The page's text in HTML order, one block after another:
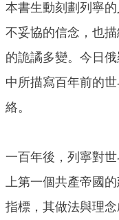
本書生動刻劃列寧
不妥協的信念，也
的詭譎多變。今日
中所描寫百年前的
絡。
一百年後，列寧對
上第一個共產帝國
指標，其做法與理